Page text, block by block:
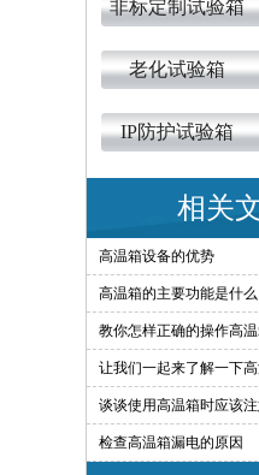
非标定制试验箱
老化试验箱
IP防护试验箱
相关
高温箱设备的优势
高温箱的主要功能是什么
教你怎样正确的操作高
让我们一起来了解一下
谈谈使用高温箱时应该
检查高温箱漏电的原因